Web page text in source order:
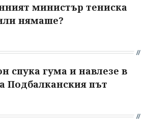
министър тениска
нямаше?
спука гума и навлезе в
Подбалканския път